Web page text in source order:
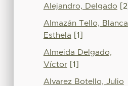
Alejandro, Delgado [2]
Almazán Tello, Blanca
Esthela [1]
Almeida Delgado,
Víctor[1]
Alvarez Botello, Julio